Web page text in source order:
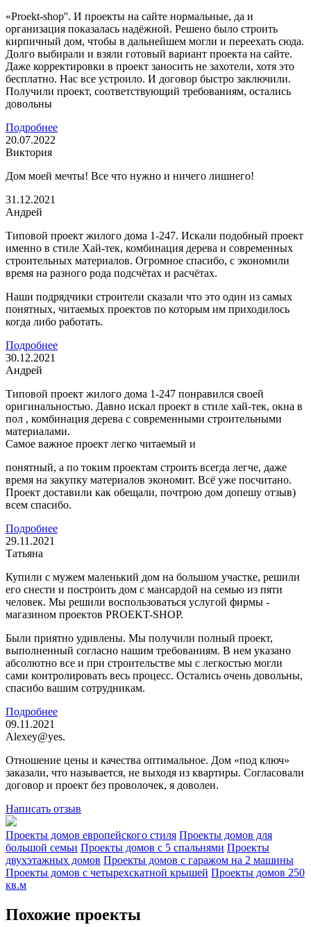
«Proekt-shop''. И проекты на сайте нормальные, да и
организация показалась надёжной. Решено было строить
кирпичный дом, чтобы в дальнейшем могли и переехать сюда.
Долго выбирали и взяли готовый вариант проекта на сайте.
Даже корректировки в проект заносить не захотели, хотя это
бесплатно. Нас все устроило. И договор быстро заключили.
Получили проект, соответствующий требованиям, остались
довольны
Подробнее
20.07.2022
Виктория
Дом моей мечты! Все что нужно и ничего лишнего!
31.12.2021
Андрей
Типовой проект жилого дома 1-247. Искали подобный проект
именно в стиле Хай-тек, комбинация дерева и современных
строительных материалов. Огромное спасибо, с экономили
время на разного рода подсчётах и расчётах.
Наши подрядчики строители сказали что это один из самых
понятных, читаемых проектов по которым им приходилось
когда либо работать.
Подробнее
30.12.2021
Андрей
Типовой проект жилого дома 1-247 понравился своей
оригинальностью. Давно искал проект в стиле хай-тек, окна в
пол , комбинация дерева с современными строительными
материалами.
Самое важное проект легко читаемый и
понятный, а по токим проектам строить всегда легче, даже
время на закупку материалов экономит. Всё уже посчитано.
Проект доставили как обещали, почтрою дом допешу отзыв)
всем спасибо.
Подробнее
29.11.2021
Татьяна
Купили с мужем маленький дом на большом участке, решили
его снести и построить дом с мансардой на семью из пяти
человек. Мы решили воспользоваться услугой фирмы -
магазином проектов PROEKT-SHOP.
Были приятно удивлены. Мы получили полный проект,
выполненный согласно нашим требованиям. В нем указано
абсолютно все и при строительстве мы с легкостью могли
сами контролировать весь процесс. Остались очень довольны,
спасибо вашим сотрудникам.
Подробнее
09.11.2021
Alexey@yes.
Отношение цены и качества оптимальное. Дом «под ключ»
заказали, что называется, не выходя из квартиры. Согласовали
договор и проект без проволочек, я доволен.
Написать отзыв
Проекты домов европейского стиля Проекты домов для
большой семьи Проекты домов с 5 спальнями Проекты
двухэтажных домов Проекты домов с гаражом на 2 машины
Проекты домов с четырехскатной крышей Проекты домов 250
кв.м
Похожие проекты